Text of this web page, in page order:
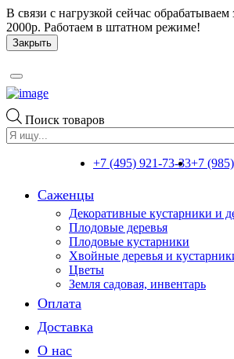
В связи с нагрузкой сейчас обрабатываем
2000р. Работаем в штатном режиме!
Закрыть
Toggle
navigation
Поиск товаров
+7 (495) 921-73-33+7
Саженцы
Декоративные кустарники и
Плодовые деревья
Плодовые кустарники
Хвойные деревья и
Цветы
Земля садовая, инвентарь
Оплата
Доставка
О нас